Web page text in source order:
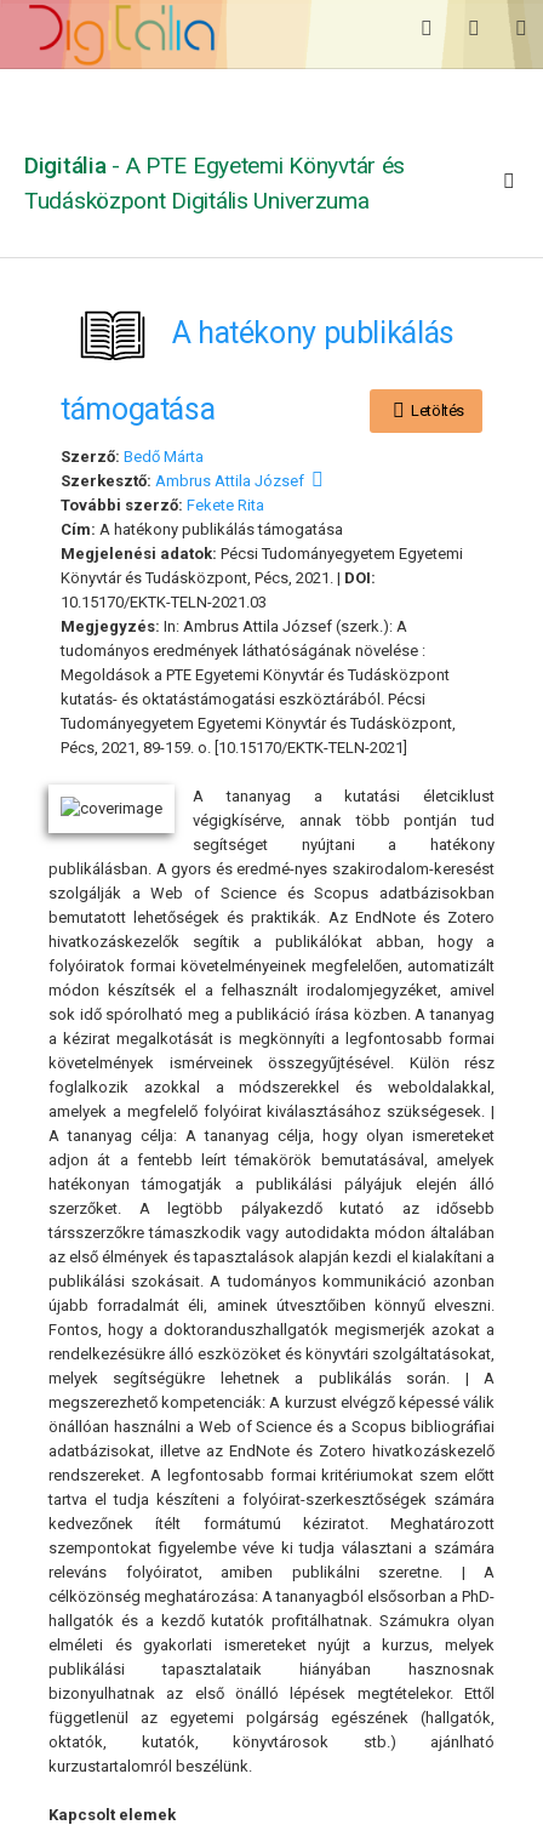
Digitália - A PTE Egyetemi Könyvtár és
Tudásközpont Digitális Univerzuma
A hatékony publikálás
támogatása Letöltés
Szerző: Bedő Márta
Szerkesztő: Ambrus Attila József
További szerző: Fekete Rita
Cím: A hatékony publikálás támogatása
Megjelenési adatok: Pécsi Tudományegyetem Egyetemi
Könyvtár és Tudásközpont, Pécs, 2021. | DOI:
10.15170/EKTK-TELN-2021.03
Megjegyzés: In: Ambrus Attila József (szerk.): A
tudományos eredmények láthatóságának növelése :
Megoldások a PTE Egyetemi Könyvtár és Tudásközpont
kutatás- és oktatástámogatási eszköztárából. Pécsi
Tudományegyetem Egyetemi Könyvtár és Tudásközpont,
Pécs, 2021, 89-159. o. [10.15170/EKTK-TELN-2021]
A tananyag a kutatási életciklust
végigkísérve, annak több pontján tud
segítséget nyújtani a hatékony
publikálásban. A gyors és eredmé-nyes szakirodalom-keresést
szolgálják a Web of Science és Scopus adatbázisokban
bemutatott lehetőségek és praktikák. Az EndNote és Zotero
hivatkozáskezelők segítik a publikálókat abban, hogy a
folyóiratok formai követelményeinek megfelelően, automatizált
módon készítsék el a felhasznált irodalomjegyzéket, amivel
sok idő spórolható meg a publikáció írása közben. A tananyag
a kézirat megalkotását is megkönnyíti a legfontosabb formai
követelmények ismérveinek összegyűjtésével. Külön rész
foglalkozik azokkal a módszerekkel és weboldalakkal,
amelyek a megfelelő folyóirat kiválasztásához szükségesek. |
A tananyag célja: A tananyag célja, hogy olyan ismereteket
adjon át a fentebb leírt témakörök bemutatásával, amelyek
hatékonyan támogatják a publikálási pályájuk elején álló
szerzőket. A legtöbb pályakezdő kutató az idősebb
társszerzőkre támaszkodik vagy autodidakta módon általában
az első élmények és tapasztalások alapján kezdi el kialakítani a
publikálási szokásait. A tudományos kommunikáció azonban
újabb forradalmát éli, aminek útvesztőiben könnyű elveszni.
Fontos, hogy a doktoranduszhallgatók megismerjék azokat a
rendelkezésükre álló eszközöket és könyvtári szolgáltatásokat,
melyek segítségükre lehetnek a publikálás során. | A
megszerezhető kompetenciák: A kurzust elvégző képessé válik
önállóan használni a Web of Science és a Scopus bibliográfiai
adatbázisokat, illetve az EndNote és Zotero hivatkozáskezelő
rendszereket. A legfontosabb formai kritériumokat szem előtt
tartva el tudja készíteni a folyóirat-szerkesztőségek számára
kedvezőnek ítélt formátumú kéziratot. Meghatározott
szempontokat figyelembe véve ki tudja választani a számára
releváns folyóiratot, amiben publikálni szeretne. | A
célközönség meghatározása: A tananyagból elsősorban a PhD-
hallgatók és a kezdő kutatók profitálhatnak. Számukra olyan
elméleti és gyakorlati ismereteket nyújt a kurzus, melyek
publikálási tapasztalataik hiányában hasznosnak
bizonyulhatnak az első önálló lépések megtételekor. Ettől
függetlenül az egyetemi polgárság egészének (hallgatók,
oktatók, kutatók, könyvtárosok stb.) ajánlható
kurzustartalomról beszélünk.
Kapcsolt elemek